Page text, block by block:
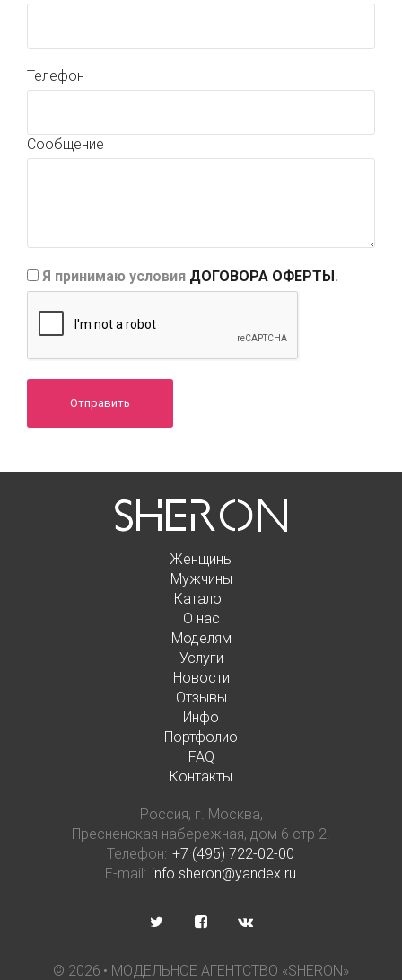
Телефон
Сообщение
Я принимаю условия ДОГОВОРА ОФЕРТЫ .
Отправить
Женщины
Мужчины
Каталог
О нас
Моделям
Услуги
Новости
Отзывы
Инфо
Портфолио
FAQ
Контакты
Россия, г. Москва,
Пресненская набережная, дом 6 стр 2.
Телефон: +7 (495) 722-02-00
E-mail: info.sheron@yandex.ru
© 2026 • МОДЕЛЬНОЕ АГЕНТСТВО «SHERON»